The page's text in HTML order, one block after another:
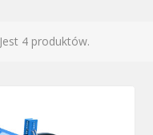
Jest 4 produktów.